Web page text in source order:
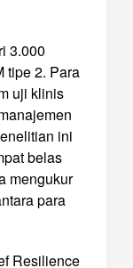
3.000
tipe 2. Para
uji klinis
ini
belas
mengukur
para
Resilience